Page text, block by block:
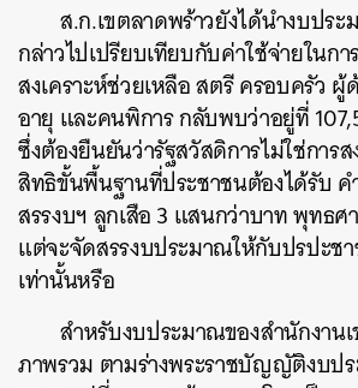
ส.ก.เขตลาดพร้าวยังได้นำงบปร
กล่าวไปเปรียบเทียบกับค่าใช้จ่ายในก
สงเคราะห์ช่วยเหลือ สตรี ครอบครัว ผู้
อายุ และคนพิการ กลับพบว่าอยู่ที่
ซึ่งต้องยืนยันว่ารัฐสวัสดิการไม่ใช่การ
สิทธิขั้นพื้นฐานที่ประชาชนต้องได้รับ
สรรงบฯ ลูกเสือ 3 แสนกว่าบาท พุทธ
แต่จะจัดสรรงบประมาณให้กับปรปะช
เท่านั้นหรือ
สำหรับงบประมาณของสำนักงาน
ภาพรวม ตามร่างพระราชบัญญัติงบป